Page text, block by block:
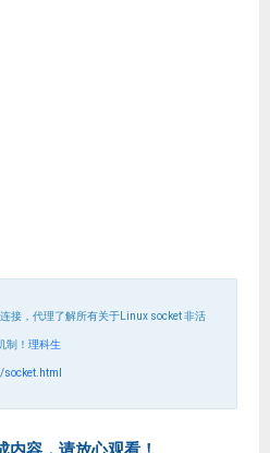
接，代理了解所有关于Linux socket 非活
制！ 理科生